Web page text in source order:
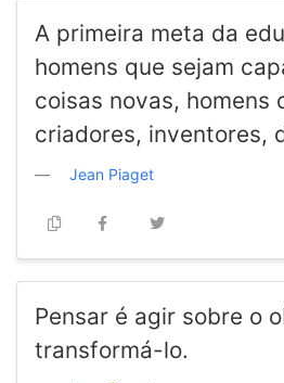
A primeira meta da
homens que sejam
coisas novas, homens
criadores, inventores,
Jean Piaget
Pensar é agir sobre o
transformá-lo.